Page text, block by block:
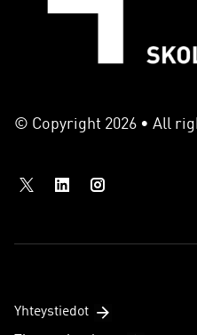
© Copyright 2026 • All
Yhteystiedot